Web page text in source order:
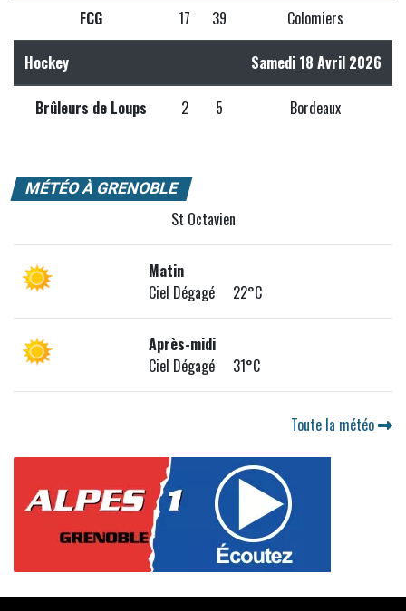
FCG 17 39 Colomiers
Hockey Samedi 18 Avril 2026
Brûleurs de Loups 2 5 Bordeaux
MÉTÉO À GRENOBLE
St Octavien
Matin
Ciel Dégagé 22°C
Après-midi
Ciel Dégagé 31°C
Toute la météo